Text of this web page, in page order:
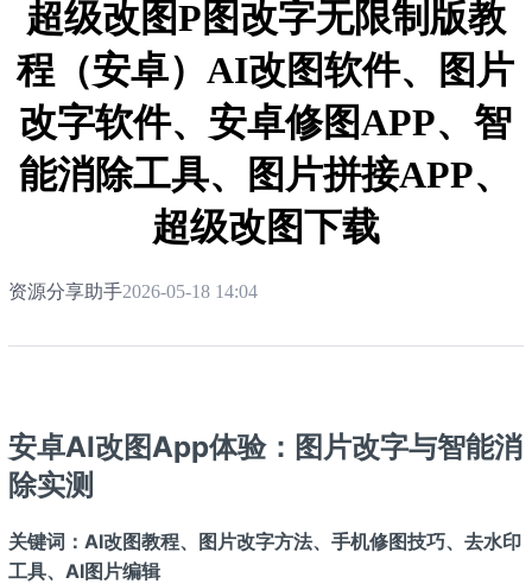
超级改图P图改字无限制版教
程（安卓）AI改图软件、图片
改字软件、安卓修图APP、智
能消除工具、图片拼接APP、
超级改图下载
资源分享助手2026-05-18 14:04
安卓AI改图App体验：图片改字与智能消
除实测
关键词：AI改图教程、图片改字方法、手机修图技巧、去水印
工具、AI图片编辑